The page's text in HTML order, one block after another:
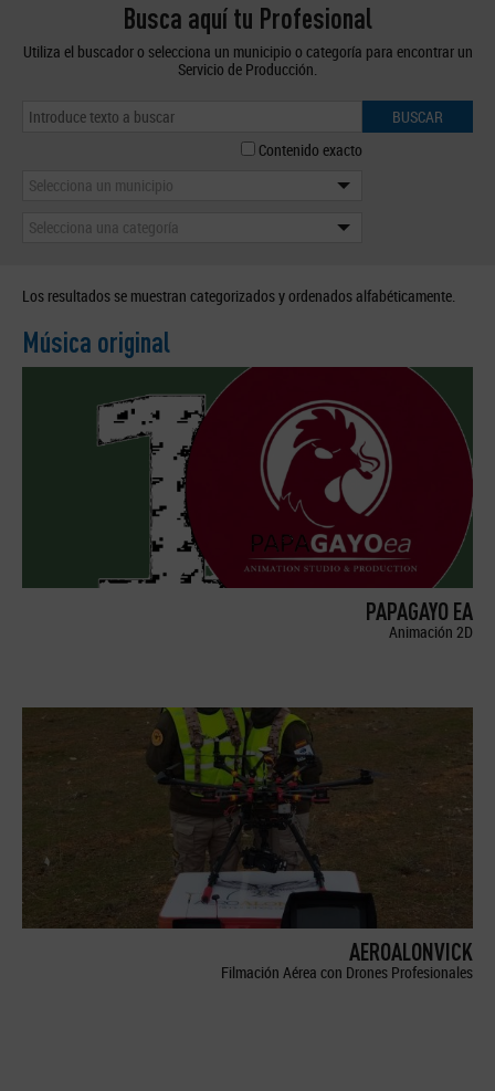
Busca aquí tu Profesional
Utiliza el buscador o selecciona un municipio o categoría para encontrar un
Servicio de Producción.
BUSCAR
Contenido exacto
Selecciona un municipio
Selecciona una categoría
Los resultados se muestran categorizados y ordenados alfabéticamente.
Música original
PAPAGAYO EA
Animación 2D
AEROALONVICK
Filmación Aérea con Drones Profesionales